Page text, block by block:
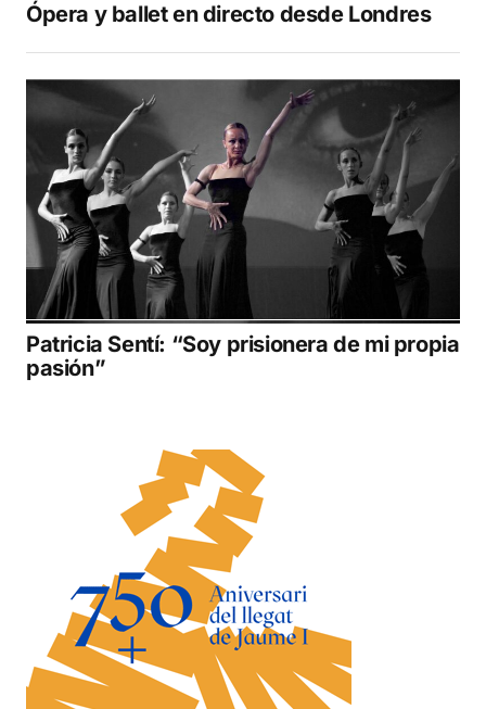
Ópera y ballet en directo desde Londres
Patricia Sentí: “Soy prisionera de mi propia
pasión”